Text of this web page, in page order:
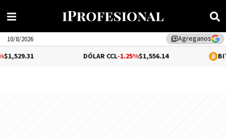
library_addAgreganos
10/8/2026
-1.25%$1,556.14 0.26%